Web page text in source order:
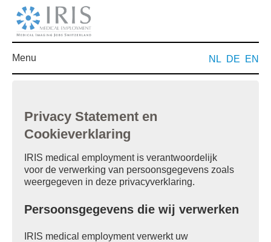
Menu NL DE EN
Privacy Statement en
Cookieverklaring
IRIS medical employment is verantwoordelijk
voor de verwerking van persoonsgegevens zoals
weergegeven in deze privacyverklaring.
Persoonsgegevens die wij verwerken
IRIS medical employment verwerkt uw